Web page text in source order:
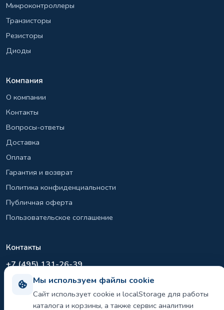
Мы используем файлы cookie
Сайт использует cookie и localStorage для работы
каталога и корзины, а также сервис аналитики
Микроконтроллеры
Транзисторы
Резисторы
Диоды
Компания
О компании
Контакты
Вопросы-ответы
Доставка
Оплата
Гарантия и возврат
Политика конфиденциальности
Публичная оферта
Пользовательское соглашение
Контакты
+7 (495) 131-26-39
info@el-sirius.ru
МО, г. Раменское, ул. Карла Маркса
Склад: Шереметьево, Московская область